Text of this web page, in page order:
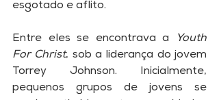
esgotado e aflito.
Entre eles se encontrava a
Youth
For Christ, sob a liderança do jovem
Torrey Johnson. Inicialmente,
pequenos grupos de jovens se